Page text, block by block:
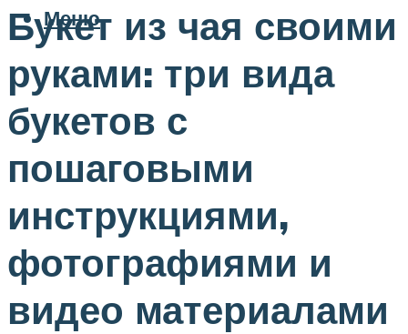
Меню
Букет из чая своими
руками: три вида
букетов с
пошаговыми
инструкциями,
фотографиями и
видео материалами